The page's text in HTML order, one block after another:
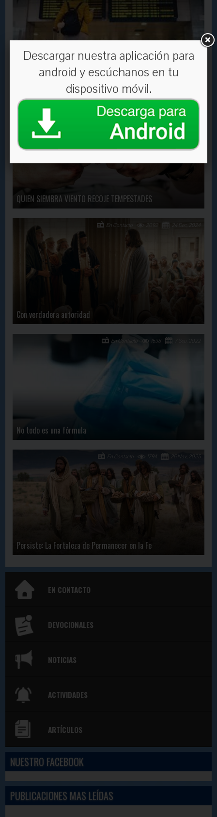
¿Cuál es mi deber con el extranjero?
QUIEN SIEMBRA VIENTO RECOJE TEMPESTADES
31 Oct, 2017
3262
En Contacto
Con verdadera autoridad
24 Dec, 2024
2092
En Contacto
No todo es una fórmula
1638
En Contacto
Persiste: La Fortaleza de Permanecer en la Fe
26 Nov, 2025
1794
En Contacto
EN CONTACTO
DEVOCIONALES
NOTICIAS
ACTIVIDADES
ARTÍCULOS
NUESTRO FACEBOOK
PUBLICACIONES MAS LEÍDAS
Descargar nuestra aplicación para
android y escúchanos en tu
dispositivo móvil.